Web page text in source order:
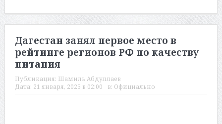
Дагестан занял первое место в
рейтинге регионов РФ по качеству
питания
Публикация: Шамиль Абдуллаев
Дата: 21 января, 2025 в 02:00 в: Официально